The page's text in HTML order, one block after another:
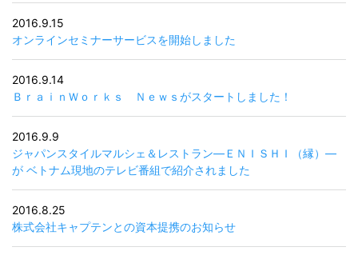
2016.9.15
オンラインセミナーサービスを開始しました
2016.9.14
ＢｒａｉｎＷｏｒｋｓ Ｎｅｗｓがスタートしました！
2016.9.9
ジャパンスタイルマルシェ＆レストラン―ＥＮＩＳＨＩ（縁）―
が ベトナム現地のテレビ番組で紹介されました
2016.8.25
株式会社キャプテンとの資本提携のお知らせ